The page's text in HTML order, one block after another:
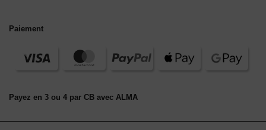
Paiement
Payez en 3 ou 4 par CB avec ALMA